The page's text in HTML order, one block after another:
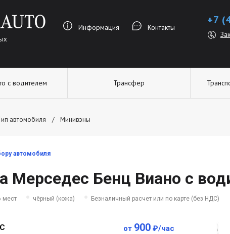
Информация Контакты
+7
с водителем Трансфер
автомобиля Минивэны
автомобиля
Мерседес Бенц Виано с
мест чёрный (кожа) Безналичный расчет или по карте (без НДС)
от 900 ₽/час